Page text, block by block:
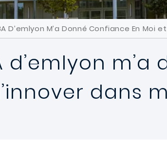
D’emlyon M’a Donné Confiance En Moi
d’emlyon
dans